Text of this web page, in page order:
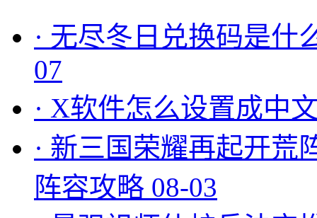
· 无尽冬日兑换码是什
07
· X软件怎么设置成中
· 新三国荣耀再起开荒
阵容攻略 08-03